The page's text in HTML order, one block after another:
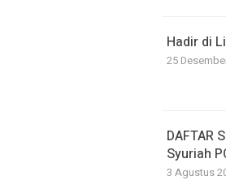
Hadir di
25
DAFTAR
Syuriah
3 Agustus